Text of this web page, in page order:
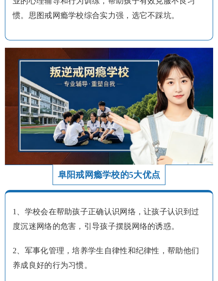
惯。思图戒网瘾学校综合实力强，选它不踩坑。
阜阳戒网瘾学校的5大优点
1、学校会在帮助孩子正确认识网络，让孩子认识到过
度沉迷网络的危害，引导孩子摆脱网络的诱惑。
2、军事化管理，培养学生自律性和纪律性，帮助他们
养成良好的行为习惯。